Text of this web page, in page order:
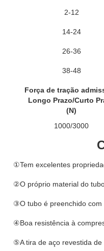
2-12
14-24
26-36
38-48
Força de tração
Longo Prazo/Curto
(N)
1000/3000
①Tem excelentes
②O próprio material do
③O tubo é preenchido com
④Boa resistência à
⑤A tira de aço revestida